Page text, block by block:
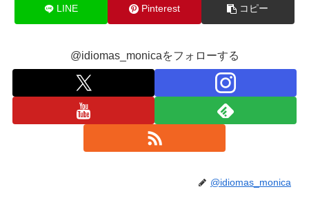
LINE Pinterest コピー
@idiomas_monicaをフォローする
@idiomas_monica